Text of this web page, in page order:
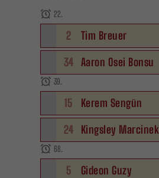
22.
2 Tim Breuer
34 Aaron Osei Bonsu
39.
15 Kerem Sengün
24 Kingsley Marcinek
68.
5 Gideon Guzy